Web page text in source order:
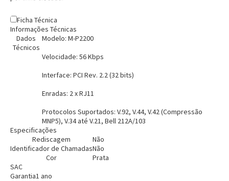
Ficha Técnica
Informações Técnicas
Dados
Técnicos
Modelo: M-P2200
Velocidade: 56 Kbps
Interface: PCI Rev. 2.2 (32 bits)
Enradas: 2 x RJ11
Protocolos Suportados: V.92, V.44, V.42 (Compressão
MNP5), V.34 até V.21, Bell 212A/103
Especificações
Rediscagem
Não
Identificador de ChamadasNão
Cor
Prata
SAC
Garantia1 ano